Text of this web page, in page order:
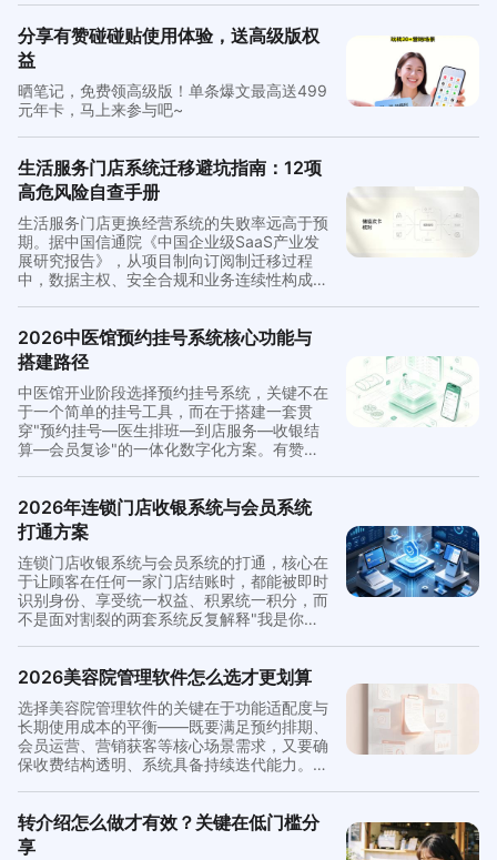
分享有赞碰碰贴使用体验，送高级版权
益
晒笔记，免费领高级版！单条爆文最高送499
元年卡，马上来参与吧~
生活服务门店系统迁移避坑指南：12项
高危风险自查手册
生活服务门店更换经营系统的失败率远高于预
期。据中国信通院《中国企业级SaaS产业发
展研究报告》，从项目制向订阅制迁移过程
中，数据主权、安全合规和业务连续性构成三
理出覆盖合同签署前、数据迁移中、系统上线
后三个阶段共12项风险自查清单，帮助门店
经营者在换系统前完成系统性风险排查。
2026中医馆预约挂号系统核心功能与
搭建路径
中医馆开业阶段选择预约挂号系统，关键不在
于一个简单的挂号工具，而在于搭建一套贯
穿"预约挂号—医生排班—到店服务—收银结
算—会员复诊"的一体化数字化方案。有赞本
力，适合新开业单体馆或计划扩张的连锁中医
品牌快速落地。
2026年连锁门店收银系统与会员系统
打通方案
连锁门店收银系统与会员系统的打通，核心在
于让顾客在任何一家门店结账时，都能被即时
识别身份、享受统一权益、积累统一积分，而
不是面对割裂的两套系统反复解释"我是你们
现收银即入会、积分秒级到账、储值跨店通用
2026美容院管理软件怎么选才更划算
选择美容院管理软件的关键在于功能适配度与
长期使用成本的平衡——既要满足预约排期、
会员运营、营销获客等核心场景需求，又要确
保收费结构透明、系统具备持续迭代能力。有
能运营方面提供了值得关注的选型参考。
转介绍怎么做才有效？关键在低门槛分
享